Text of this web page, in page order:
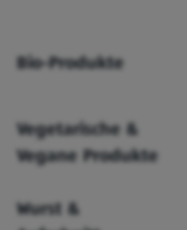
Bio-Produkte
Vegetarische &
Vegane Produkte
Wurst &